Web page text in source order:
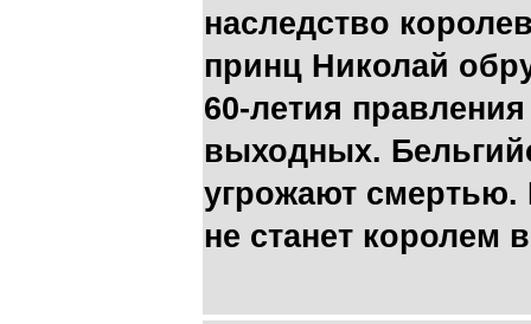
наследство
принц Николай
60-летия
выходных.
угрожают смертью.
не станет королем